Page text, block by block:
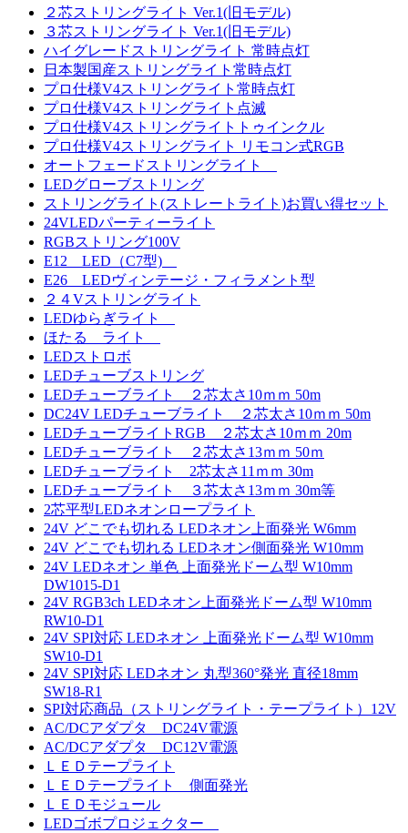
２芯ストリングライト Ver.1(旧モデル)
３芯ストリングライト Ver.1(旧モデル)
ハイグレードストリングライト 常時点灯
日本製国産ストリングライト常時点灯
プロ仕様V4ストリングライト常時点灯
プロ仕様V4ストリングライト点滅
プロ仕様V4ストリングライトトゥインクル
プロ仕様V4ストリングライト リモコン式RGB
オートフェードストリングライト
LEDグローブストリング
ストリングライト(ストレートライト)お買い得セット
24VLEDパーティーライト
RGBストリング100V
E12 LED（C7型)
E26 LEDヴィンテージ・フィラメント型
２４Vストリングライト
LEDゆらぎライト
ほたる ライト
LEDストロボ
LEDチューブストリング
LEDチューブライト ２芯太さ10ｍｍ 50m
DC24V LEDチューブライト ２芯太さ10ｍｍ 50m
LEDチューブライトRGB ２芯太さ10ｍｍ 20m
LEDチューブライト ２芯太さ13ｍｍ 50ｍ
LEDチューブライト 2芯太さ11ｍｍ 30m
LEDチューブライト ３芯太さ13ｍｍ 30m等
2芯平型LEDネオンロープライト
24V どこでも切れる LEDネオン上面発光 W6mm
24V どこでも切れる LEDネオン側面発光 W10mm
24V LEDネオン 単色 上面発光ドーム型 W10mm
DW1015-D1
24V RGB3ch LEDネオン上面発光ドーム型 W10mm
RW10-D1
24V SPI対応 LEDネオン 上面発光ドーム型 W10mm
SW10-D1
24V SPI対応 LEDネオン 丸型360°発光 直径18mm
SW18-R1
SPI対応商品（ストリングライト・テープライト）12V
AC/DCアダプタ DC24V電源
AC/DCアダプタ DC12V電源
ＬＥＤテープライト
ＬＥＤテープライト 側面発光
ＬＥＤモジュール
LEDゴボプロジェクター